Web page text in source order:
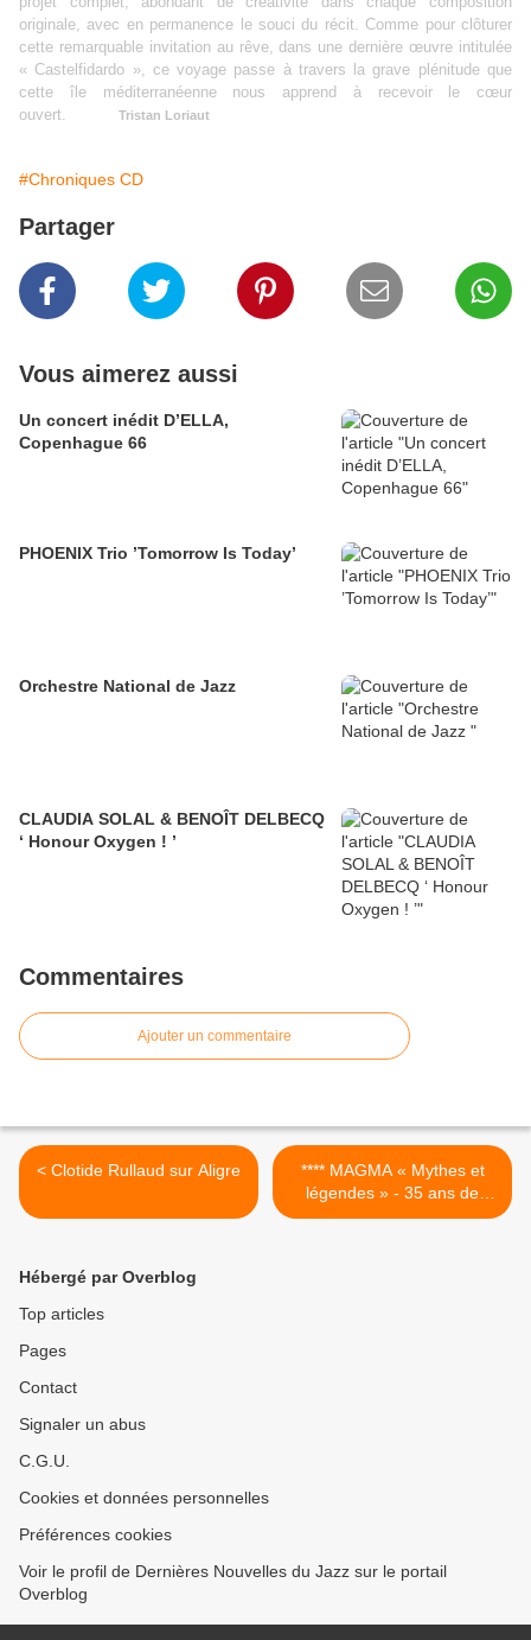
originale, avec en permanence le souci du récit. Comme pour clôturer
cette remarquable invitation au rêve, dans une dernière œuvre intitulée
« Castelfidardo », ce voyage passe à travers la grave plénitude que
cette île méditerranéenne nous apprend à recevoir le cœur
ouvert.
Tristan Loriaut
#Chroniques CD
Partager
Vous aimerez aussi
Un concert inédit D’ELLA,
Copenhague 66
PHOENIX Trio ’Tomorrow Is Today’
Orchestre National de Jazz
CLAUDIA SOLAL & BENOÎT DELBECQ
‘ Honour Oxygen ! ’
Commentaires
Ajouter un commentaire
< Clotide Rullaud sur Aligre
**** MAGMA « Mythes et
légendes » - 35 ans de
musique – EPOK 4 >
Hébergé par Overblog
Top articles
Pages
Contact
Signaler un abus
C.G.U.
Cookies et données personnelles
Préférences cookies
Voir le profil de Dernières Nouvelles du Jazz sur le portail
Overblog